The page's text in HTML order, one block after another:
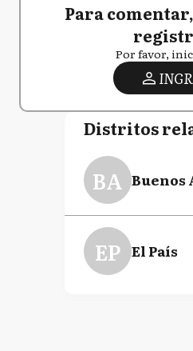
Para
Por favor,
Distritos
BA Buenos
EP El País